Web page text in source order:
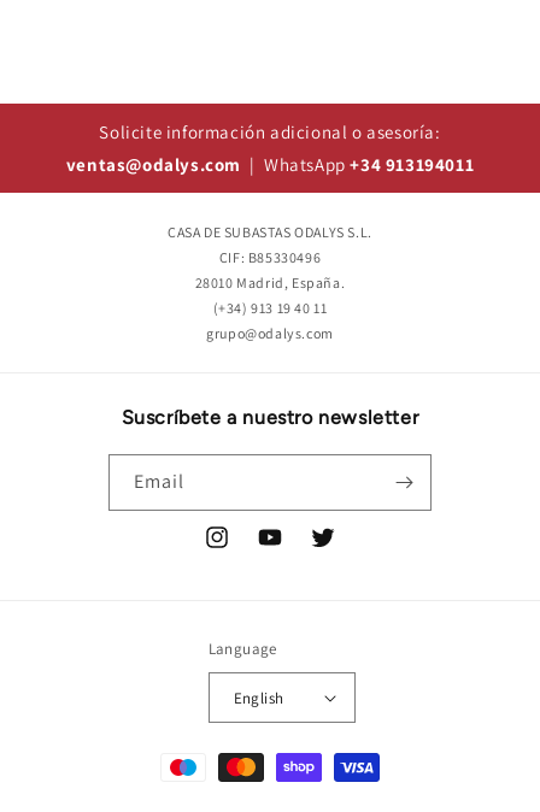
Solicite información adicional o asesoría:
ventas@odalys.com | WhatsApp+34 913194011
CASA DE SUBASTAS ODALYS S.L.
CIF: B85330496
28010 Madrid, España.
(+34) 913 19 40 11
grupo@odalys.com
Suscríbete a nuestro newsletter
Email
InstagramYouTubeTwitter
Language
English
Payment
methods